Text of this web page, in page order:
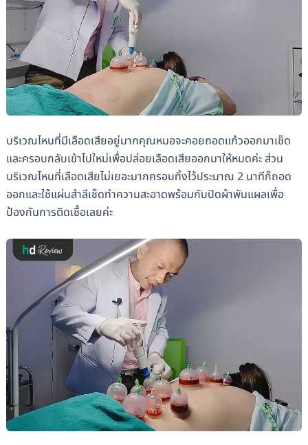
บริเวณไหนที่มีเลือดเสียอยู่มากคุณหมอจะคอยถอดแก้วออกมาเช็ด
และครอบกลับเข้าไปใหม่เพื่อปล่อยเลือดเสียออกมาให้หมดค่ะ ส่วน
บริเวณไหนที่เลือดเสียไม่เยอะมากครอบทิ้งไว้ประมาณ 2 นาทีก็ถอด
ออกและใช้แผ่นสำลีเช็ดทำความสะอาดพร้อมกับปิดผ้าพันแผลเพื่อ
ป้องกันการติดเชื้อเลยค่ะ